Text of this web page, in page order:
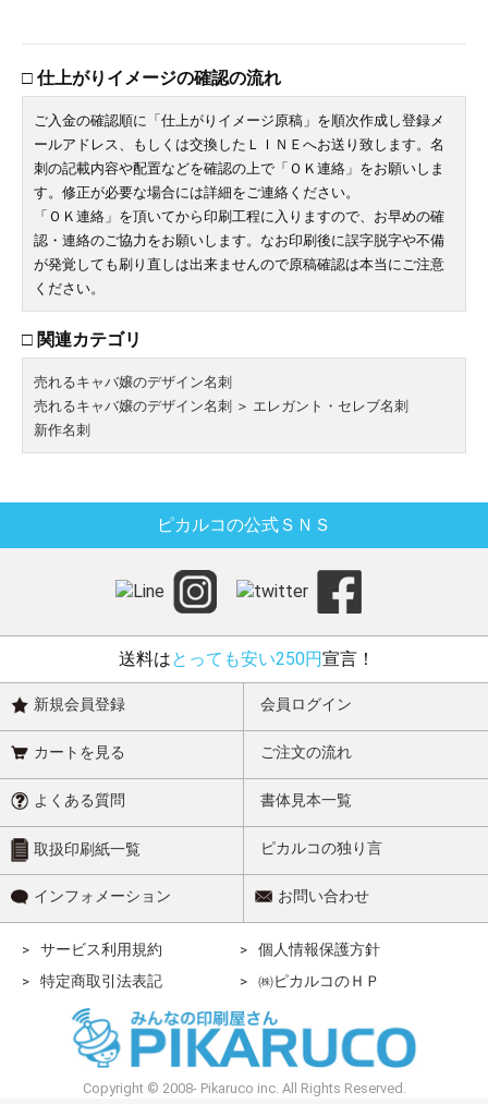
□ 仕上がりイメージの確認の流れ
ご入金の確認順に「仕上がりイメージ原稿」を順次作成し登録メ
ールアドレス、もしくは交換したＬＩＮＥへお送り致します。名
刺の記載内容や配置などを確認の上で「ＯＫ連絡」をお願いしま
す。修正が必要な場合には詳細をご連絡ください。
「ＯＫ連絡」を頂いてから印刷工程に入りますので、お早めの確
認・連絡のご協力をお願いします。なお印刷後に誤字脱字や不備
が発覚しても刷り直しは出来ませんので原稿確認は本当にご注意
ください。
□ 関連カテゴリ
売れるキャバ嬢のデザイン名刺
売れるキャバ嬢のデザイン名刺 ＞ エレガント・セレブ名刺
新作名刺
ピカルコの公式ＳＮＳ
送料はとっても安い250円宣言！
新規会員登録 会員ログイン
カートを見る ご注文の流れ
よくある質問 書体見本一覧
取扱印刷紙一覧 ピカルコの独り言
インフォメーション お問い合わせ
サービス利用規約
個人情報保護方針
特定商取引法表記
㈱ピカルコのＨＰ
Copyright © 2008- Pikaruco inc. All Rights Reserved.